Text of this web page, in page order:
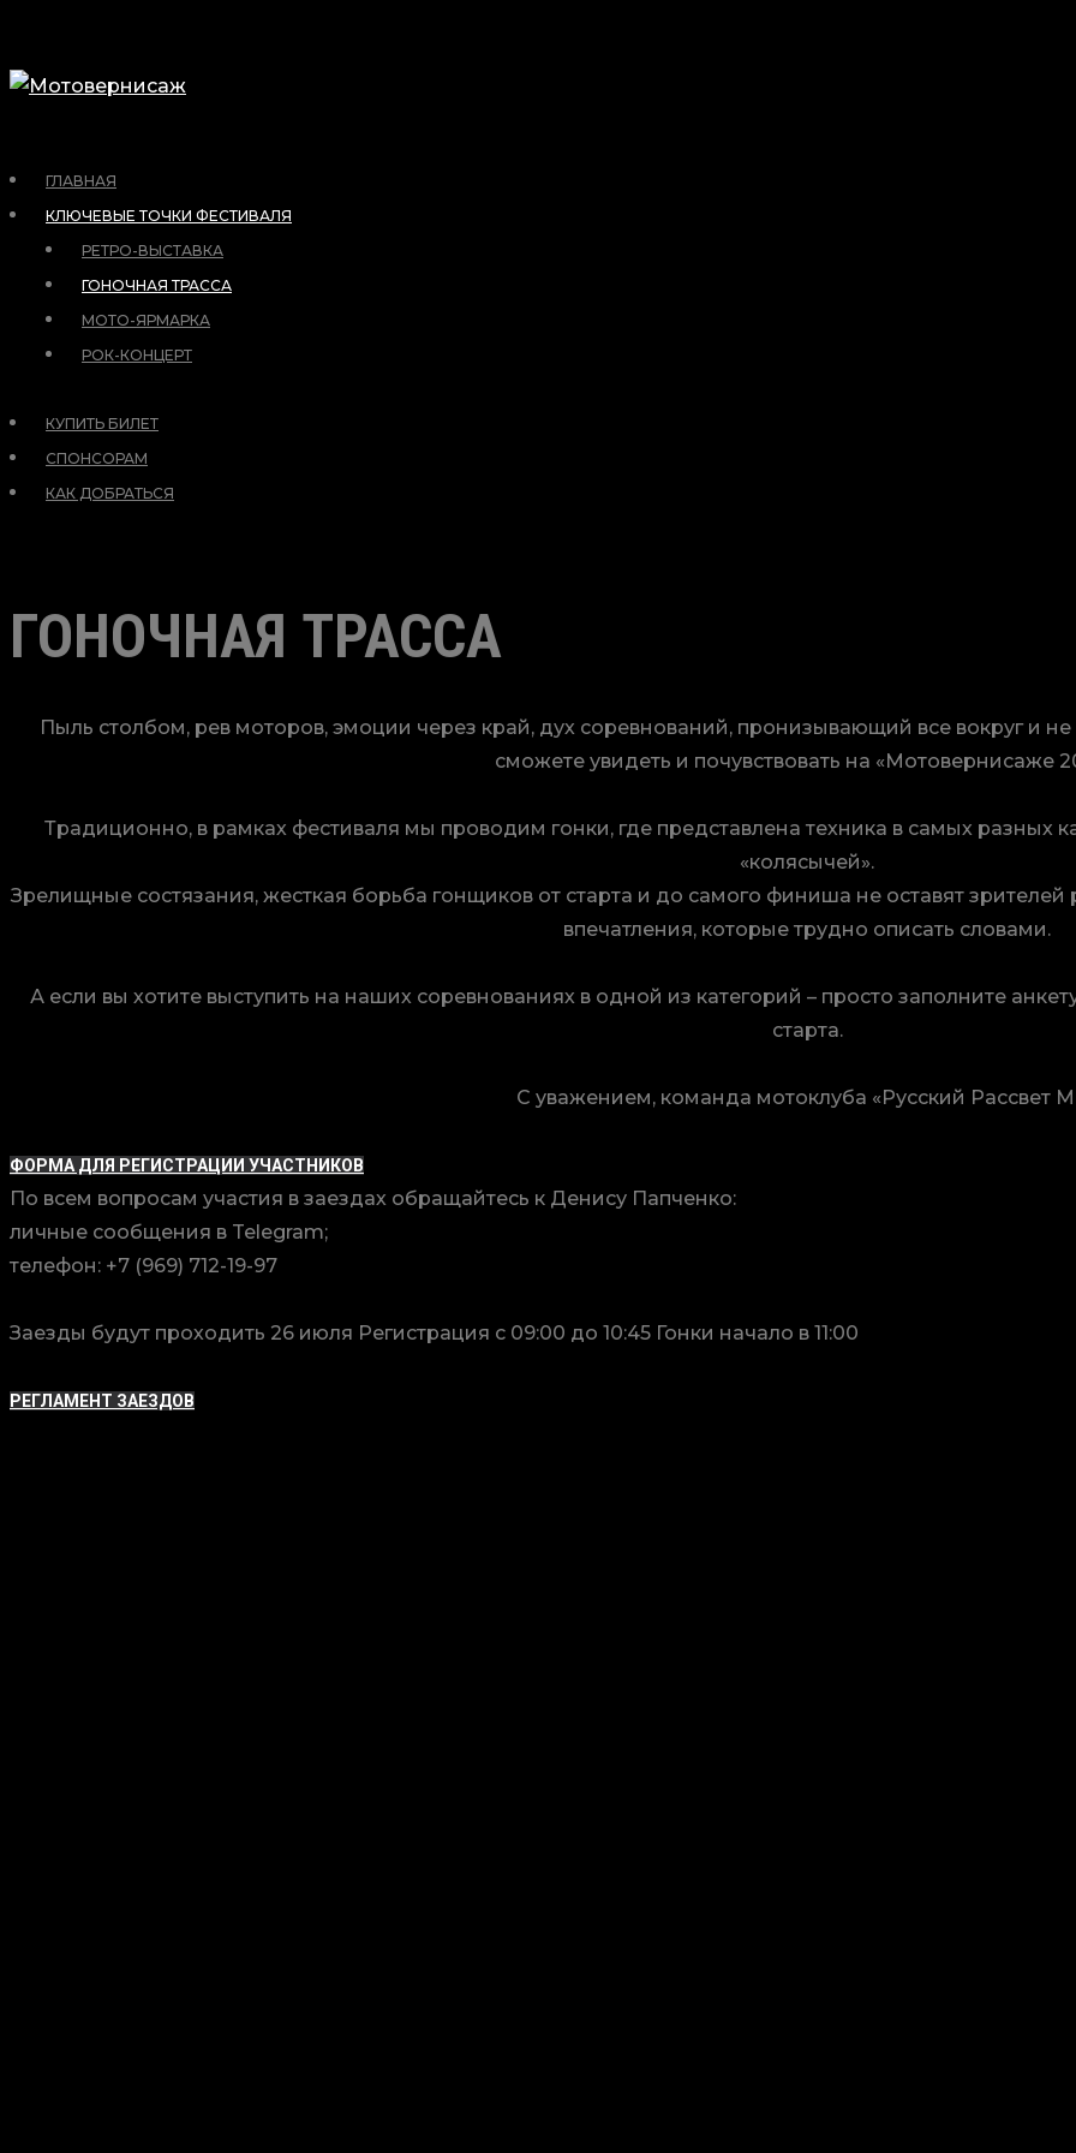
ГЛАВНАЯ
КЛЮЧЕВЫЕ ТОЧКИ ФЕСТИВАЛЯ
РЕТРО-ВЫСТАВКА
ГОНОЧНАЯ ТРАССА
МОТО-ЯРМАРКА
РОК-КОНЦЕРТ
КУПИТЬ БИЛЕТ
СПОНСОРАМ
КАК ДОБРАТЬСЯ
ГОНОЧНАЯ ТРАССА
Пыль столбом, рев моторов, эмоции через край, дух соревнований, пронизывающий все вокруг и
сможете увидеть и почувствовать на «Мотовернисаже
Традиционно, в рамках фестиваля мы проводим гонки, где представлена техника в самых разных
«колясычей».
Зрелищные состязания, жесткая борьба гонщиков от старта и до самого финиша не оставят
впечатления, которые трудно описать словами.
А если вы хотите выступить на наших соревнованиях в одной из категорий – просто заполните
старта.
С уважением, команда мотоклуба «Русский Рассвет
ФОРМА ДЛЯ РЕГИСТРАЦИИ УЧАСТНИКОВ
По всем вопросам участия в заездах обращайтесь к Денису Папченко:
личные сообщения в Telegram;
телефон: +7 (969) 712-19-97
Заезды будут проходить 26 июля Регистрация с 09:00 до 10:45 Гонки начало в 11:00
РЕГЛАМЕНТ ЗАЕЗДОВ